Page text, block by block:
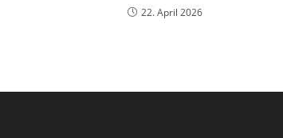
22. April 2026